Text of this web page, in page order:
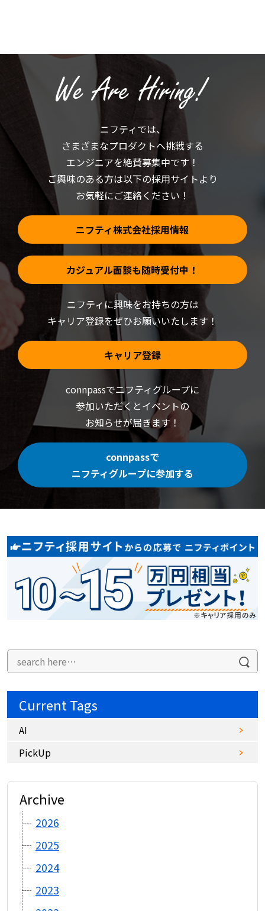
リ
し
い
ウ
ィ
開
き
す)
有
(新
い
ウ
ィ
ン
ま
す)
ニフティでは、
さまざまなプロダクトへ挑戦する
エンジニアを絶賛募集中です！
ご興味のある方は以下の採用サイトより
お気軽にご連絡ください！
ニフティ株式会社採用情報
カジュアル面談も随時受付中！
ニフティに興味をお持ちの方は
キャリア登録をぜひお願いいたします！
キャリア登録
connpassでニフティグループに
参加いただくとイベントの
お知らせが届きます！
connpassで
ニフティグループに参加する
Current Tags
AI
PickUp
Archive
2026
2025
2024
2023